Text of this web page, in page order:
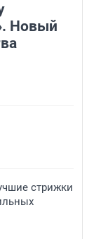
Новый
стрижки